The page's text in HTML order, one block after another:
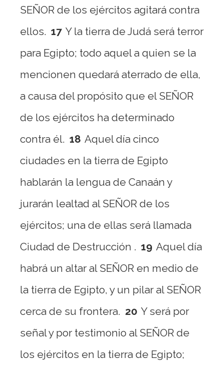
SEÑOR de los ejércitos agitará contra
ellos. 17 Y la tierra de Judá será terror
para Egipto; todo aquel a quien se la
mencionen quedará aterrado de ella,
a causa del propósito que el SEÑOR
de los ejércitos ha determinado
contra él. 18 Aquel día cinco
ciudades en la tierra de Egipto
hablarán la lengua de Canaán y
jurarán lealtad al SEÑOR de los
ejércitos; una de ellas será llamada
Ciudad de Destrucción . 19 Aquel día
habrá un altar al SEÑOR en medio de
la tierra de Egipto, y un pilar al SEÑOR
cerca de su frontera. 20 Y será por
señal y por testimonio al SEÑOR de
los ejércitos en la tierra de Egipto;